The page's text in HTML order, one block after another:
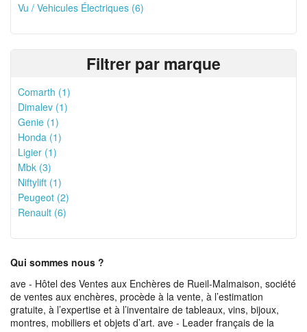
Vu / Vehicules Électriques (6)
Filtrer par marque
Comarth (1)
Dimalev (1)
Genie (1)
Honda (1)
Ligier (1)
Mbk (3)
Niftylift (1)
Peugeot (2)
Renault (6)
Qui sommes nous ?
ave - Hôtel des Ventes aux Enchères de Rueil-Malmaison, société
de ventes aux enchères, procède à la vente, à l’estimation
gratuite, à l’expertise et à l’inventaire de tableaux, vins, bijoux,
montres, mobiliers et objets d’art. ave - Leader français de la